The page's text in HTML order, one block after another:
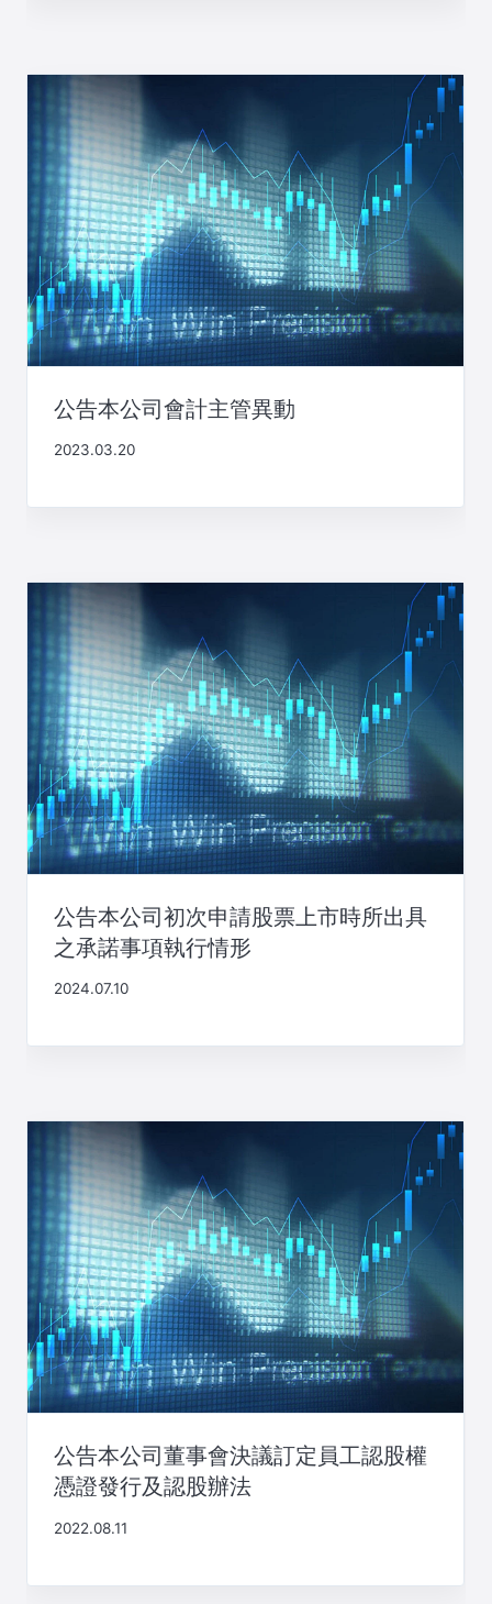
公告本公司會計主管異動
2023.03.20
公告本公司初次申請股票上市時所出具
之承諾事項執行情形
2024.07.10
公告本公司董事會決議訂定員工認股權
憑證發行及認股辦法
2022.08.11